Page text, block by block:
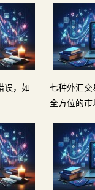
误，如
七种外汇
全方位的市